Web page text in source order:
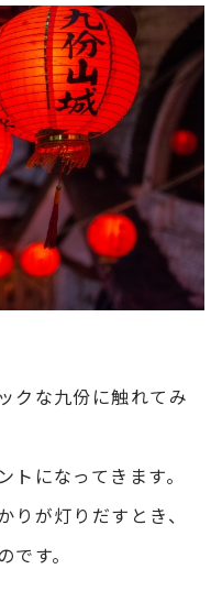
クな九份に触れてみ
になってきます。
りが灯りだすとき、
す。